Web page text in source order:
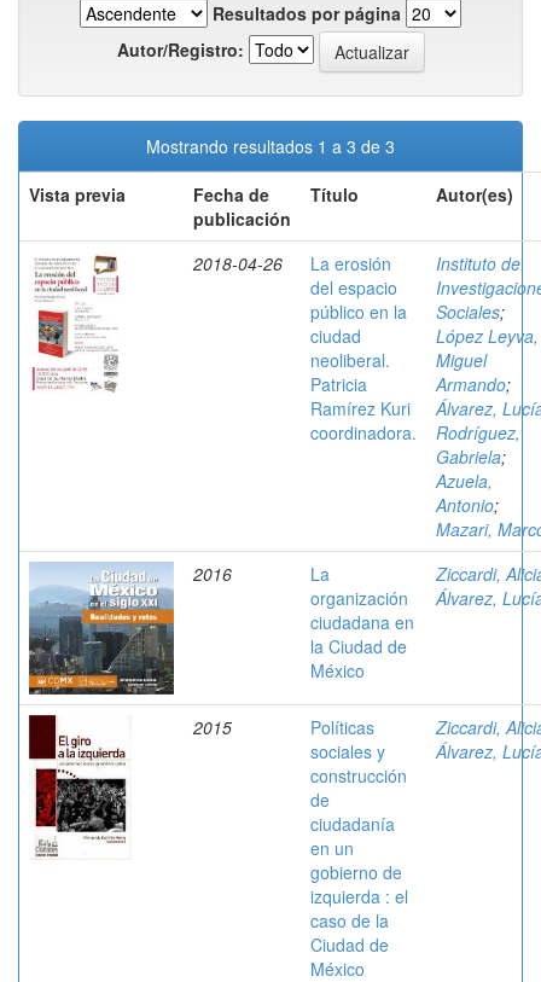
Resultados por página
Autor/Registro:
Mostrando resultados 1 a 3 de 3
Vista previa
Fecha de
publicación
Título Autor(es)
2018-04-26
La erosión
del espacio
público en la
ciudad
neoliberal.
Patricia
Ramírez Kuri
coordinadora.
Instituto de
Sociales;
López Leyva,
Miguel
Armando;
Álvarez,
Rodríguez,
Gabriela;
Azuela,
Antonio;
Mazari,
2016
La
organización
ciudadana en
la Ciudad de
México
Ziccardi,
Álvarez,
2015
Políticas
sociales y
construcción
de
ciudadanía
en un
gobierno de
izquierda : el
caso de la
Ciudad de
México
Ziccardi,
Álvarez,